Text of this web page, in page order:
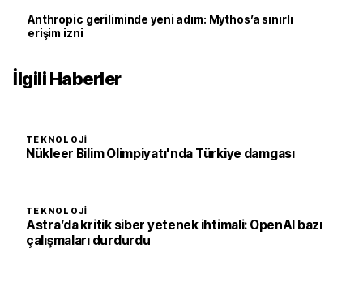
Anthropic geriliminde yeni adım: Mythos’a sınırlı
erişim izni
İlgili Haberler
TEKNOLOJI
Nükleer Bilim Olimpiyatı'nda Türkiye damgası
TEKNOLOJI
Astra’da kritik siber yetenek ihtimali: OpenAI bazı
çalışmaları durdurdu